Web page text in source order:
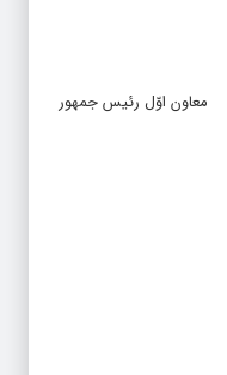
معاون اوّل رئیس جمهور